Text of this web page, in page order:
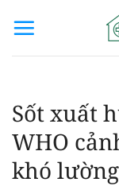
qua
Sốt xuất
WHO
khó